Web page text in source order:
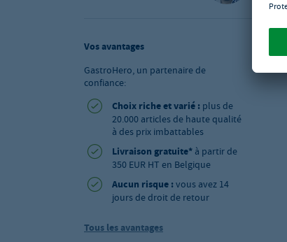
Vos avantages
GastroHero, un partenaire de
confiance:
Choix riche et varié : plus de
20.000 articles de haute qualité
à des prix imbattables
Livraison gratuite* à partir de
350 EUR HT en Belgique
Aucun risque :vous avez 14
jours de droit de retour
Tous les avantages